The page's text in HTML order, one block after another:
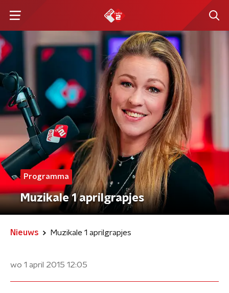
Programma
Muzikale 1 aprilgrapjes
Nieuws Muzikale 1 aprilgrapjes
wo 1 april 2015 12:05